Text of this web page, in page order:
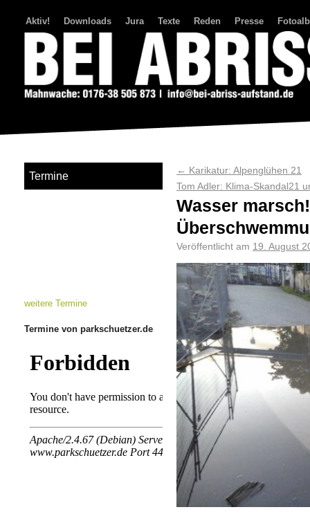
Aktiv! Downloads Jura Texte Reden Presse
← Karikatur: Alpenglühen 21
Tom Adler: Klima-Skandal21
Wasser
Veröffentlicht am 19. August
Termine
weitere Termine
Termine von parkschuetzer.de